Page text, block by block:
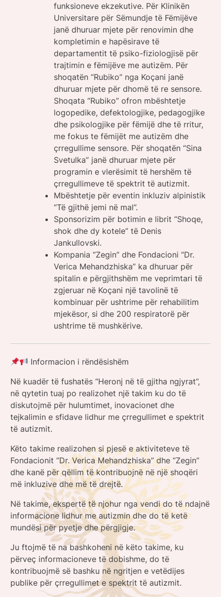
funksioneve ekzekutive. Për Klinikën
Universitare për Sëmundje të Fëmijëve
janë dhuruar mjete për renovimin dhe
kompletimin e hapësirave të
departamentit të psiko-fiziologjisë për
trajtimin e fëmijëve me autizëm. Për
shoqatën “Rubiko” nga Koçani janë
dhuruar mjete për dhomë të re sensore.
Shoqata “Rubiko” ofron mbështetje
logopedike, defektologjike, pedagogjike
dhe psikologjike për fëmijë dhe të rritur,
me fokus te fëmijët me autizëm dhe
çrregullime sensore. Për shoqatën “Sina
Svetulka” janë dhuruar mjete për
programin e vlerësimit të hershëm të
çrregullimeve të spektrit të autizmit.
Mbështetje për eventin inkluziv alpinistik
“Të gjithë jemi në mal”.
Sponsorizim për botimin e librit “Shoqe,
shok dhe dy kotele” të Denis
Jankullovski.
Kompania “Zegin” dhe Fondacioni “Dr.
Verica Mehandzhiska” ka dhuruar për
spitalin e përgjithshëm me veprimtari të
zgjeruar në Koçani një tavolinë të
kombinuar për ushtrime për rehabilitim
mjekësor, si dhe 200 respiratorë për
ushtrime të mushkërive.
Informacion i rëndësishëm
Në kuadër të fushatës “Heronj në të gjitha ngjyrat”,
në qytetin tuaj po realizohet një takim ku do të
diskutojmë për hulumtimet, inovacionet dhe
tejkalimin e sfidave lidhur me çrregullimet e spektrit
të autizmit.
Këto takime realizohen si pjesë e aktiviteteve të
Fondacionit “Dr. Verica Mehandzhiska” dhe “Zegin”
dhe kanë për qëllim të kontribuojnë në një shoqëri
më inkluzive dhe më të drejtë.
Në takime, ekspertë të njohur nga vendi do të ndajnë
informacione lidhur me autizmin dhe do të ketë
mundësi për pyetje dhe përgjigje.
Ju ftojmë të na bashkoheni në këto takime, ku
përveç informacioneve të dobishme, do të
kontribuojmë së bashku në ngritjen e vetëdijes
publike për çrregullimet e spektrit të autizmit.